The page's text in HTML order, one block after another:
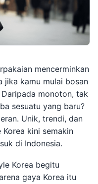
mencerminkan
jika kamu mulai bosan
monoton, tak
sesuatu yang baru?
Unik, trendi, dan
kini semakin
di Indonesia.
Korea begitu
gaya Korea itu